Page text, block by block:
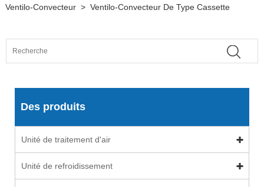
Ventilo-Convecteur > Ventilo-Convecteur De Type Cassette
Des produits
Unité de traitement d'air
Unité de refroidissement